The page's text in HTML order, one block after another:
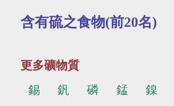
含有硫之食物(前20名)
更多礦物質
錫
釩 磷 錳 鎳